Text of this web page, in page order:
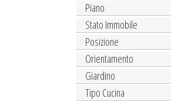
Piano
Stato Immobile
Posizione
Orientamento
Giardino
Tipo Cucina